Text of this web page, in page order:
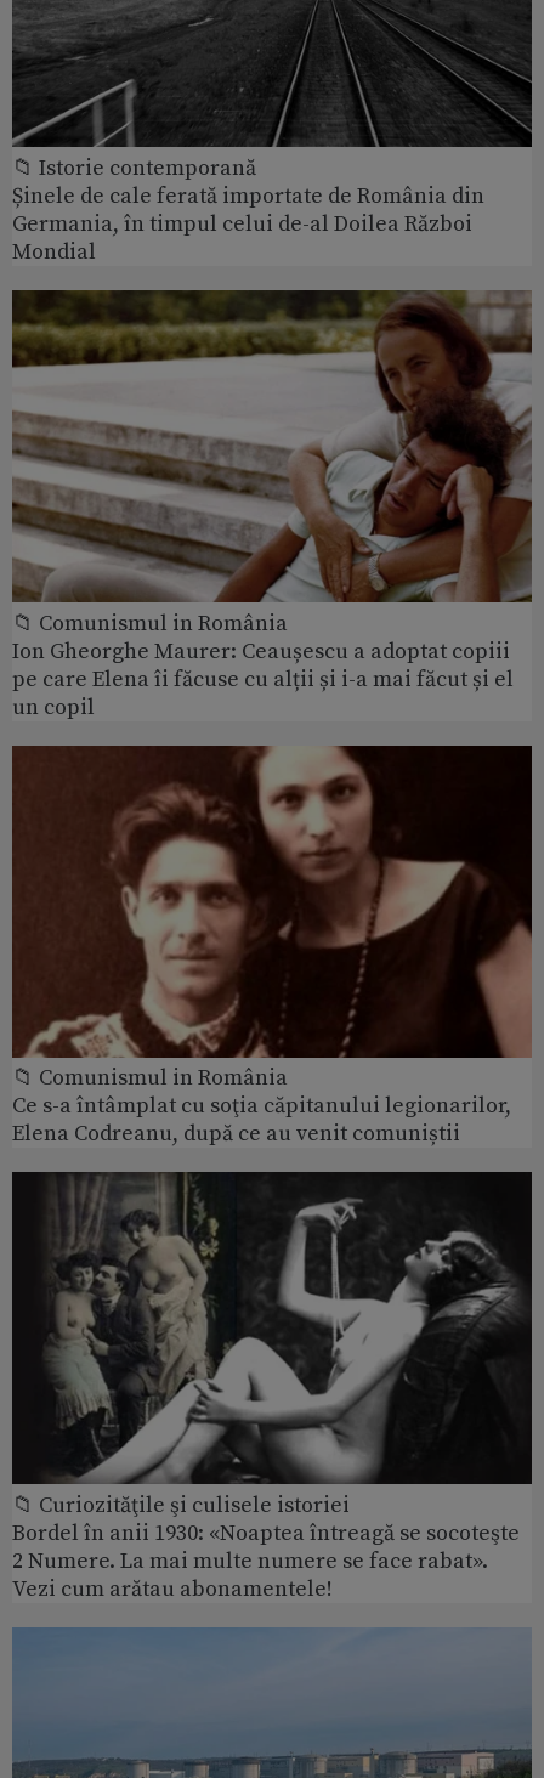
📁 Istorie contemporană
Șinele de cale ferată importate de România din
Germania, în timpul celui de-al Doilea Război
Mondial
📁 Comunismul in România
Ion Gheorghe Maurer: Ceaușescu a adoptat copiii
pe care Elena îi făcuse cu alții și i-a mai făcut și el
un copil
📁 Comunismul in România
Ce s-a întâmplat cu soţia căpitanului legionarilor,
Elena Codreanu, după ce au venit comuniștii
📁 Curiozităţile şi culisele istoriei
Bordel în anii 1930: «Noaptea întreagă se socoteşte
2 Numere. La mai multe numere se face rabat».
Vezi cum arătau abonamentele!